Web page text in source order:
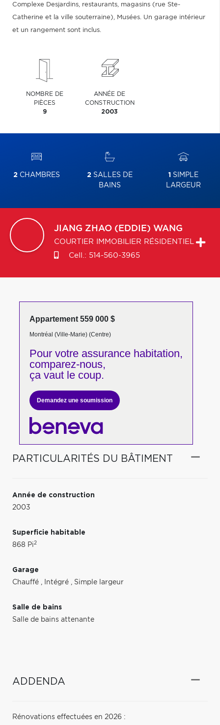
Complexe Desjardins, restaurants, magasins (rue Ste-
Catherine et la ville souterraine), Musées. Un garage intérieur
et un rangement sont inclus.
NOMBRE DE
PIÈCES
9
ANNÉE DE
CONSTRUCTION
2003
2 CHAMBRES 2 SALLES DE
BAINS
1 SIMPLE
LARGEUR
JIANG ZHAO (EDDIE) WANG
COURTIER IMMOBILIER RÉSIDENTIEL
Cell.: 514-560-3965
Appartement 559 000 $
Montréal (Ville-Marie) (Centre)
Pour votreassurance habitation,
comparez-nous,
ça vaut le coup.
Demandez une soumission
PARTICULARITÉS DU BÂTIMENT
Année de construction
2003
Superficie habitable
868 Pi2
Garage
Chauffé , Intégré , Simple largeur
Salle de bains
Salle de bains attenante
ADDENDA
Rénovations effectuées en 2026 :